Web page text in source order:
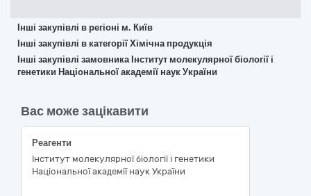
Інші закупівлі в регіоні м. Київ
Інші закупівлі в категорії Хімічна продукція
Інші закупівлі замовника Інститут молекулярної біології і
генетики Національної академії наук України
Вас може зацікавити
Реагенти
Інститут молекулярної біології і генетики
Національної академії наук України